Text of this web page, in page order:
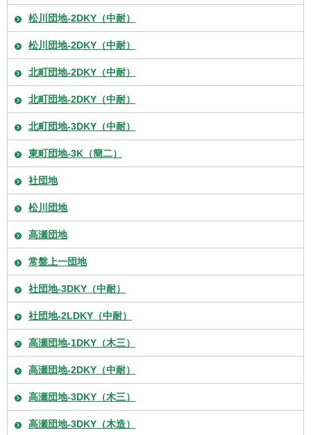
松川団地-2DKY（中耐）
松川団地-2DKY（中耐）
北町団地-2DKY（中耐）
北町団地-2DKY（中耐）
北町団地-3DKY（中耐）
東町団地-3K（簡二）
社団地
松川団地
高瀬団地
常盤上一団地
社団地-3DKY（中耐）
社団地-2LDKY（中耐）
高瀬団地-1DKY（木三）
高瀬団地-2DKY（中耐）
高瀬団地-3DKY（木三）
高瀬団地-3DKY（木造）